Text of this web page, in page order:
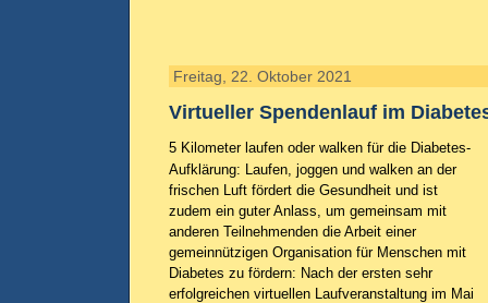
Freitag, 22. Oktober 2021
Virtueller Spendenlauf im
5 Kilometer laufen oder walken für die Diabetes-
Aufklärung: Laufen, joggen und walken an der
frischen Luft fördert die Gesundheit und ist
zudem ein guter Anlass, um gemeinsam mit
anderen Teilnehmenden die Arbeit einer
gemeinnützigen Organisation für Menschen mit
Diabetes zu fördern: Nach der ersten sehr
erfolgreichen virtuellen Laufveranstaltung im Mai